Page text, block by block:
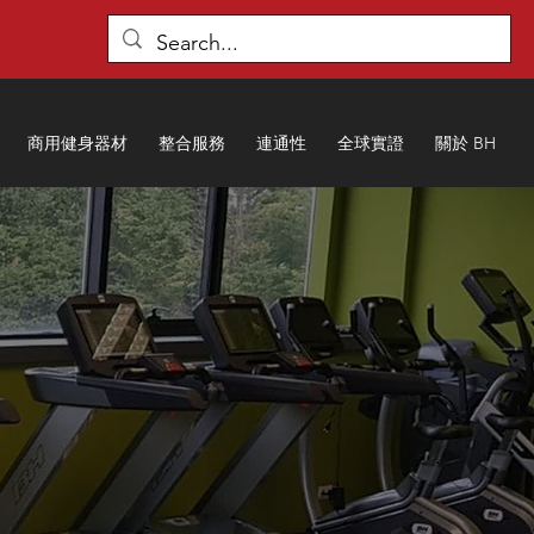
商用健身器材 整合服務 連通性 全球實證 關於 BH